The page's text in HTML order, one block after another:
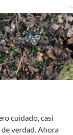
cuidado, casi
verdad. Ahora